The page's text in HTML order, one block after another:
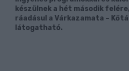
készülnek a hét második
ráadásul a Várkazamata –
látogatható.